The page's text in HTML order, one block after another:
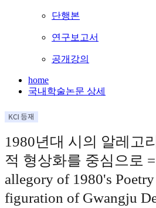
단행본
연구보고서
공개강의
home
국내학술논문 상세
1980년대 시의 알레고
적 형상화를 중심으로
allegory of 1980's
figuration of Gwangju